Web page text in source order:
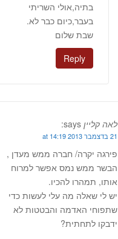
בתיה,אולי השריתי
בעבר,כיום כבר לא.
שבת שלום
Reply
לאה קליין says:
21 בדצמבר 2013 at 14:19
פירגה יקרה/ חברה ממש מעדן ,
הבשר ממש נמס אפשר למרוח
אותו, תמהרו להכיו.
יש לי שאלה מה עלי לעשות כדי
שתפוחי האדמה והבטטות לא
ידבקו לתחתית?